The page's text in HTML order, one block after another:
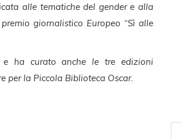
alle tematiche del gender e alla
giornalistico Europeo “Sì alle
e ha curato anche le tre edizioni
per la Piccola Biblioteca Oscar.